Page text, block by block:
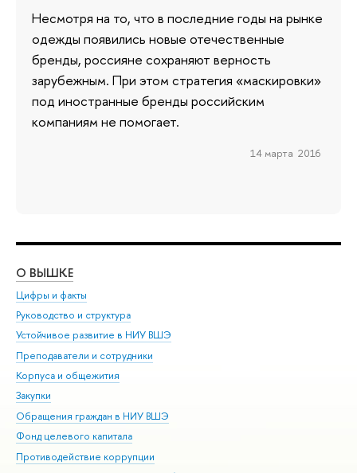
Несмотря на то, что в последние годы на рынке
одежды появились новые отечественные
бренды, россияне сохраняют верность
зарубежным. При этом стратегия «маскировки»
под иностранные бренды российским
компаниям не помогает.
14 марта 2016
О ВЫШКЕ
Цифры и факты
Руководство и структура
Устойчивое развитие в НИУ ВШЭ
Преподаватели и сотрудники
Корпуса и общежития
Закупки
Обращения граждан в НИУ ВШЭ
Фонд целевого капитала
Противодействие коррупции